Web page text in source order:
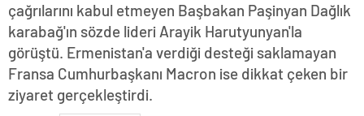
çağrılarını kabul etmeyen Başbakan Paşinyan Dağlık
karabağ'ın sözde lideri Arayik Harutyunyan'la
görüştü. Ermenistan'a verdiği desteği saklamayan
Fransa Cumhurbaşkanı Macron ise dikkat çeken bir
ziyaret gerçekleştirdi.